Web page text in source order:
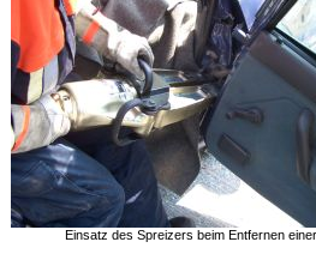
Einsatz des Spreizers beim Entfernen